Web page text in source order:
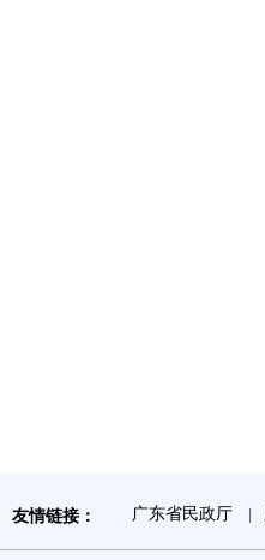
友情链接： 广东省民政厅